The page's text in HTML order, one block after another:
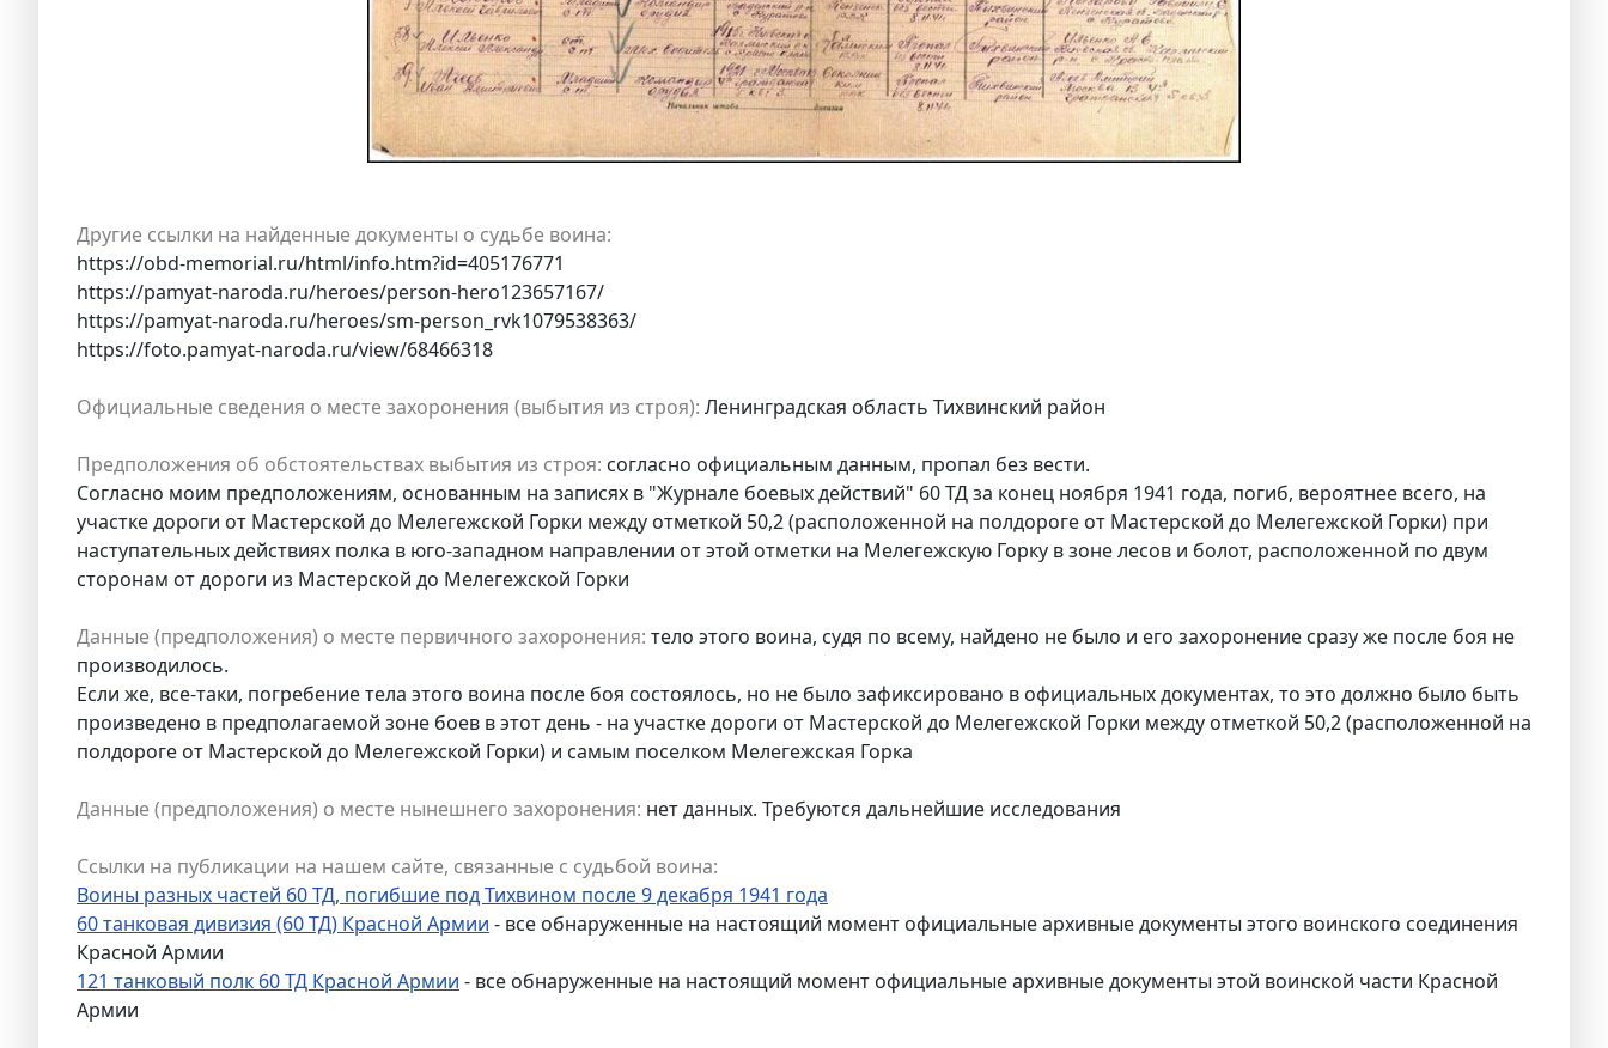
Другие ссылки на найденные документы о судьбе воина:
https://obd-memorial.ru/html/info.htm?id=405176771
https://pamyat-naroda.ru/heroes/person-hero123657167/
https://pamyat-naroda.ru/heroes/sm-person_rvk1079538363/
https://foto.pamyat-naroda.ru/view/68466318
Официальные сведения о месте захоронения (выбытия из строя): Ленинградская область Тихвинский район
Предположения об обстоятельствах выбытия из строя: согласно официальным данным, пропал без вести.
Согласно моим предположениям, основанным на записях в "Журнале боевых действий" 60 ТД за конец ноября 1941 года, погиб, вероятнее всего, на
участке дороги от Мастерской до Мелегежской Горки между отметкой 50,2 (расположенной на полдороге от Мастерской до Мелегежской Горки) при
наступательных действиях полка в юго-западном направлении от этой отметки на Мелегежскую Горку в зоне лесов и болот, расположенной по двум
сторонам от дороги из Мастерской до Мелегежской Горки
Данные (предположения) о месте первичного захоронения: тело этого воина, судя по всему, найдено не было и его захоронение сразу же после боя не
производилось.
Если же, все-таки, погребение тела этого воина после боя состоялось, но не было зафиксировано в официальных документах, то это должно было быть
произведено в предполагаемой зоне боев в этот день - на участке дороги от Мастерской до Мелегежской Горки между отметкой 50,2 (расположенной на
полдороге от Мастерской до Мелегежской Горки) и самым поселком Мелегежская Горка
Данные (предположения) о месте нынешнего захоронения: нет данных. Требуются дальнейшие исследования
Ссылки на публикации на нашем сайте, связанные с судьбой воина:
Воины разных частей 60 ТД, погибшие под Тихвином после 9 декабря 1941 года
60 танковая дивизия (60 ТД) Красной Армии - все обнаруженные на настоящий момент официальные архивные документы этого воинского соединения
Красной Армии
121 танковый полк 60 ТД Красной Армии - все обнаруженные на настоящий момент официальные архивные документы этой воинской части Красной
Армии